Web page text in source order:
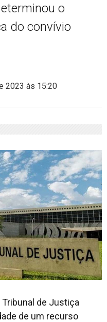
o
do convívio
2023 às 15:20
de Justiça
de um recurso